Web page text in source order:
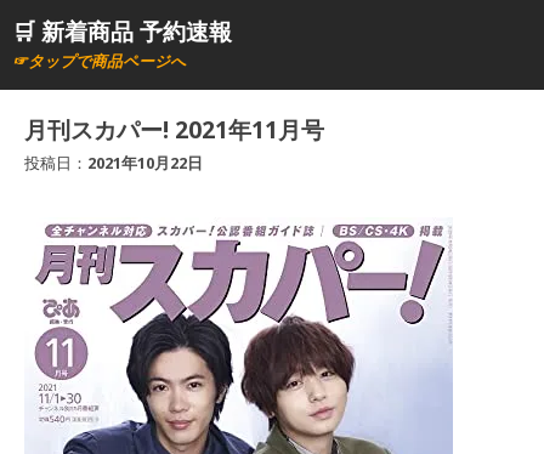
ン🛒 新着商品 予約速報
☞タップで商品ページへ
月刊スカパー! 2021年11月号
投稿日： 2021年10月22日